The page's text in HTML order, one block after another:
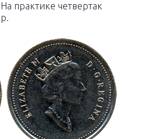
практике четвертак